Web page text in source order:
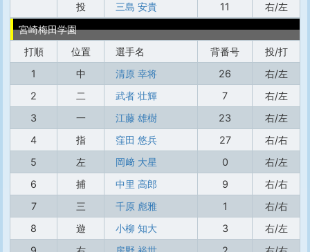
投
三島 安貴 11
右/左
宮崎梅田学園
打順
位置 選手名 背番号
投/打
1
中 清原 幸将 26
右/左
2
二 武者 壮輝 7
右/左
3
一 江藤 雄樹 23
右/左
4
指 窪田 悠兵 27
右/右
5
左 岡﨑 大星 0
右/左
6
捕 中里 高郎 9
右/右
7
三 千原 彪雅 1
右/右
8
遊 小柳 知大 3
右/左